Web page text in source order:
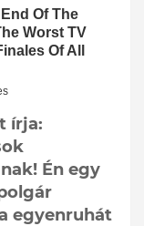
írja:
Én egy
egyenruhát